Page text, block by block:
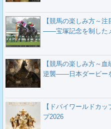
【競馬の楽しみ方～
――宝塚記念を制した
【競馬の楽しみ方～
逆襲――日本ダービー
【ドバイワールドカ
プ2026